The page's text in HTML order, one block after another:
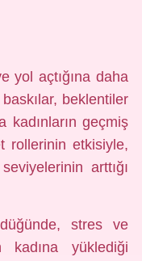
yol açtığına daha
beklentiler
geçmiş
rollerinin etkisiyle,
arttığı
stres ve
yüklediği